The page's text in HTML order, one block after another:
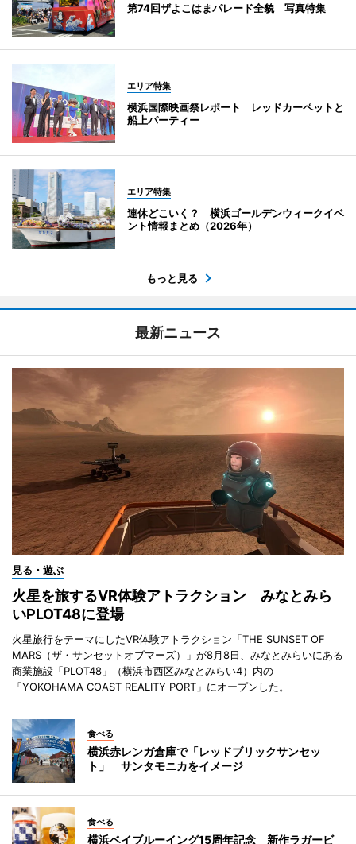
第74回ザよこはまパレード全貌 写真特集
エリア特集
横浜国際映画祭レポート レッドカーペットと
船上パーティー
エリア特集
連休どこいく？ 横浜ゴールデンウィークイベ
ント情報まとめ（2026年）
もっと見る
最新ニュース
見る・遊ぶ
火星を旅するVR体験アトラクション みなとみら
いPLOT48に登場
火星旅行をテーマにしたVR体験アトラクション「THE SUNSET OF
MARS（ザ・サンセットオブマーズ）」が8月8日、みなとみらいにある
商業施設「PLOT48」（横浜市西区みなとみらい4）内の
「YOKOHAMA COAST REALITY PORT」にオープンした。
食べる
横浜赤レンガ倉庫で「レッドブリックサンセッ
ト」 サンタモニカをイメージ
食べる
横浜ベイブルーイング15周年記念 新作ラガービ